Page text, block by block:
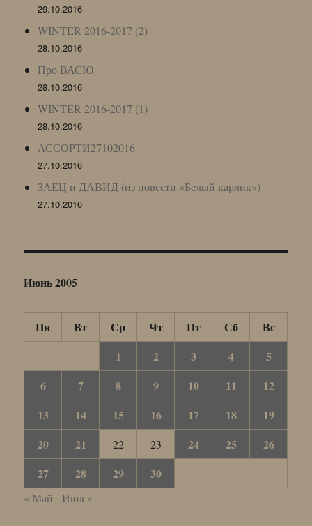
29.10.2016
WINTER 2016-2017 (2)
28.10.2016
Про ВАСЮ
28.10.2016
WINTER 2016-2017 (1)
28.10.2016
АССОРТИ27102016
27.10.2016
ЗАЕЦ и ДАВИД (из повести «Белый карлик»)
27.10.2016
Июнь 2005
Пн Вт Ср Чт Пт Сб
Вс
1
2 3 4
5
6
7 8 9 10 11
12
13
14 15 16 17 18
19
20
21 22 23 24 25
26
27
28 29 30
« Май Июл »